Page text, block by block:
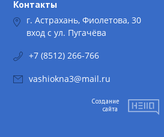
Контакты
г. Астрахань, Фиолетова, 30
вход с ул. Пугачёва
+7 (8512) 266-766
vashiokna3@mail.ru
Создание
сайта